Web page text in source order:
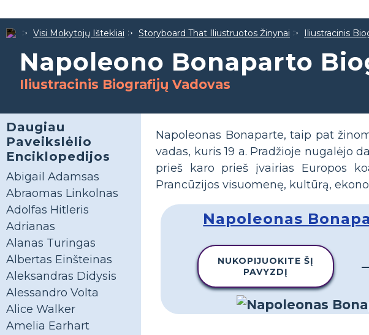
Visi Mokytojų Ištekliai Storyboard That Iliustruotos Žinynai Iliustracinis
Napoleono Bonaparto
Iliustracinis Biografijų Vadovas
Daugiau
Paveikslėlio
Enciklopedijos
Abigail Adamsas
Abraomas Linkolnas
Adolfas Hitleris
Adrianas
Alanas Turingas
Albertas Einšteinas
Aleksandras Didysis
Alessandro Volta
Alice Walker
Amelia Earhart
Napoleonas Bonaparte, taip pat
vadas, kuris 19 a. Pradžioje nugalėjo
prieš karo prieš įvairias Europos
Prancūzijos visuomenę, kultūrą,
Napoleonas
NUKOPIJUOKITE ŠĮ
PAVYZDĮ